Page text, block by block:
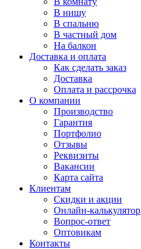
В нишу
В спальню
В частный дом
На балкон
Доставка и оплата
Как сделать заказ
Доставка
Оплата и рассрочка
О компании
Производство
Гарантия
Портфолио
Отзывы
Реквизиты
Вакансии
Карта сайта
Клиентам
Скидки и акции
Онлайн-калькулятор
Вопрос-ответ
Оптовикам
Контакты